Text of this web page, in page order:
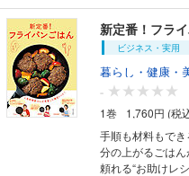
新定番！フラ
ビジネス・実用
暮らし・健康・
-
1巻
1,760円 (税
手順も材料もできるだけシンプル
分の上がるごは
頼れる“お助けレ